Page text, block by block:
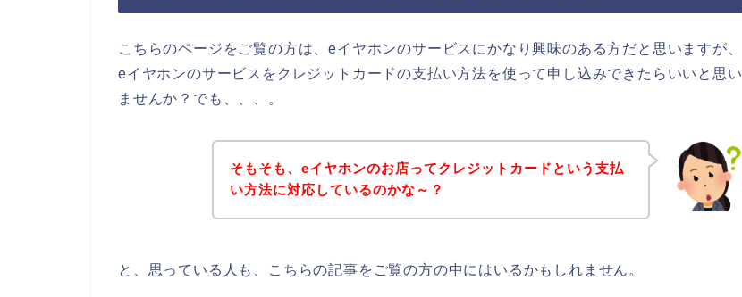
こちらのページをご覧の方は、eイヤホンのサービスにかなり興味のある方だと思いますが、
eイヤホンのサービスをクレジットカードの支払い方法を使って申し込みできたらいいと思い
ませんか？でも、、、。
そもそも、eイヤホンのお店ってクレジットカードという支払
い方法に対応しているのかな～？
と、思っている人も、こちらの記事をご覧の方の中にはいるかもしれません。